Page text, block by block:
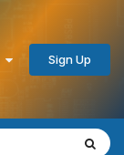
Sign Up